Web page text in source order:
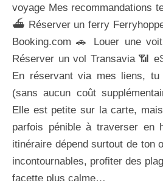
voyage Mes recommandations
⛴️ Réserver un ferry
Booking.com 🚗 Louer une
Réserver un vol Transavia 📶
En réservant via mes liens, tu
(sans aucun coût
Elle est petite sur la carte,
parfois pénible à traverser en
itinéraire dépend surtout de ton
incontournables, profiter des
facette plus calme…